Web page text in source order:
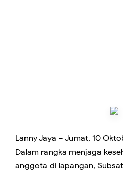
Lanny Jaya – Jumat, 10
Dalam rangka menjaga
anggota di lapangan,